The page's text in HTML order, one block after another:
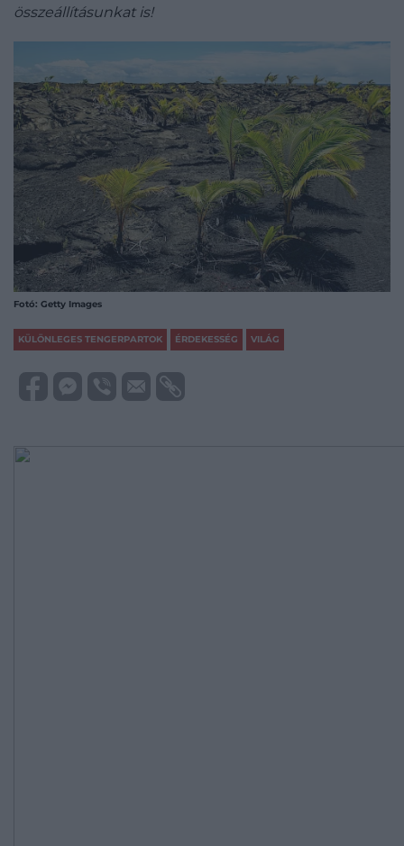
összeállításunkat is!
Fotó: Getty Images
KÜLÖNLEGES TENGERPARTOK ÉRDEKESSÉG VILÁG